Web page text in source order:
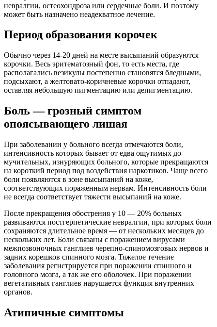
невралгии, остеохондроза или сердечные боли. И поэтому
может быть назначено неадекватное лечение.
Период образования корочек
Обычно через 14-20 дней на месте высыпаний образуются
корочки. Весь эритематозный фон, то есть места, где
располагались везикулы постепенно становятся бледными,
подсыхают, а желтовато-коричневые корочки отпадают,
оставляя небольшую пигментацию или депигментацию.
Боль — грозный симптом
опоясывающего лишая
При заболевании у больного всегда отмечаются боли,
интенсивность которых бывает от едва ощутимых до
мучительных, изнуряющих больного, которые прекращаются
на короткий период под воздействия наркотиков. Чаще всего
боли появляются в зоне высыпаний на коже,
соответствующих пораженным нервам. Интенсивность боли
не всегда соответствует тяжести высыпаний на коже.
После прекращения обострения у 10 — 20% больных
развиваются постгерпетические невралгии, при которых боли
сохраняются длительное время — от нескольких месяцев до
нескольких лет. Боли связаны с поражением вирусами
межпозвоночных ганглиев черепно-спиномозговых нервов и
задних корешков спинного мозга. Тяжелое течение
заболевания регистрируется при поражении спинного и
головного мозга, а так же его оболочек. При поражении
вегетативных ганглиев нарушается функция внутренних
органов.
Атипичные симптомы